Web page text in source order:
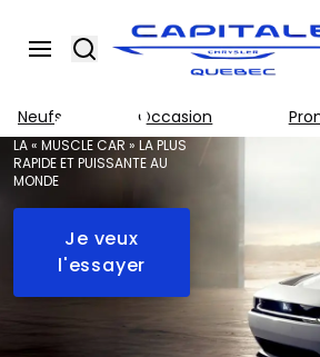
Search
Neufs Occasion
Charger
Daytona
2025
LA « MUSCLE CAR » LA PLUS
RAPIDE ET PUISSANTE AU
MONDE
Je veux
l'essayer